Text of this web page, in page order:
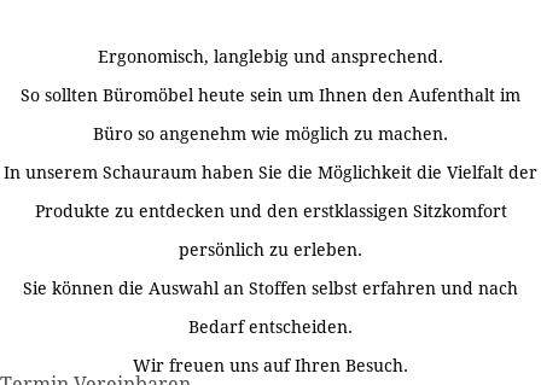
Ergonomisch, langlebig und ansprechend.
So sollten Büromöbel heute sein um Ihnen den Aufenthalt im
Büro so angenehm wie möglich zu machen.
In unserem Schauraum haben Sie die Möglichkeit die Vielfalt der
Produkte zu entdecken und den erstklassigen Sitzkomfort
persönlich zu erleben.
Sie können die Auswahl an Stoffen selbst erfahren und nach
Bedarf entscheiden.
Wir freuen uns auf Ihren Besuch.